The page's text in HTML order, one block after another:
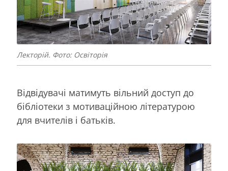
Лекторій. Фото: Освіторія
Відвідувачі матимуть вільний доступ до
бібліотеки з мотиваційною літературою
для вчителів і батьків.